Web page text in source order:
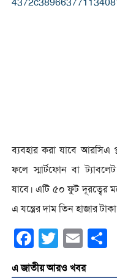
ব্যবহার করা যাবে আরসিএ
ফলে স্মার্টফোন বা
যাবে। এটি ৫০ ফুট দূরত্বের
এ যন্ত্রের দাম তিন হাজার
Facebook
Twitter Email
এ জাতীয় আরও খবর